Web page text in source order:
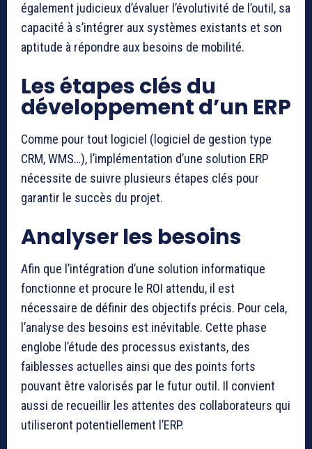
également judicieux d’évaluer l’évolutivité de l’outil, sa
capacité à s’intégrer aux systèmes existants et son
aptitude à répondre aux besoins de mobilité.
Les étapes clés du
développement d’un ERP
Comme pour tout logiciel (logiciel de gestion type
CRM, WMS…), l’implémentation d’une solution ERP
nécessite de suivre plusieurs étapes clés pour
garantir le succès du projet.
Analyser les besoins
Afin que l’intégration d’une solution informatique
fonctionne et procure le ROI attendu, il est
nécessaire de définir des objectifs précis. Pour cela,
l’analyse des besoins est inévitable. Cette phase
englobe l’étude des processus existants, des
faiblesses actuelles ainsi que des points forts
pouvant être valorisés par le futur outil. Il convient
aussi de recueillir les attentes des collaborateurs qui
utiliseront potentiellement l’ERP.